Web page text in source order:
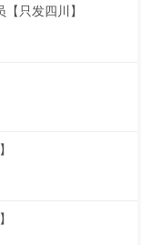
只发四川】